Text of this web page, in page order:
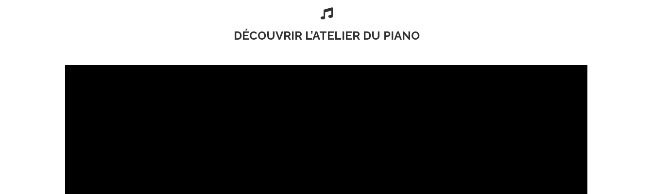

DÉCOUVRIR L’ATELIER DU PIANO